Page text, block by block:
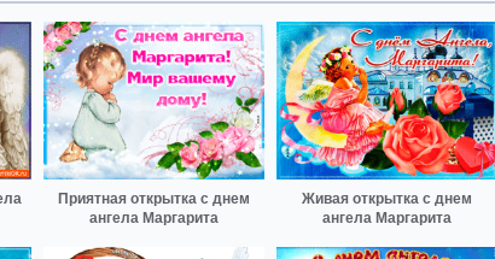
Приятная открытка с днем
ангела Маргарита
Живая открытка с днем
ангела Маргарита